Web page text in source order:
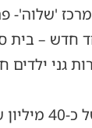
ופתיחת בית ספר על
בעיר. 4. הקמה
תכניות